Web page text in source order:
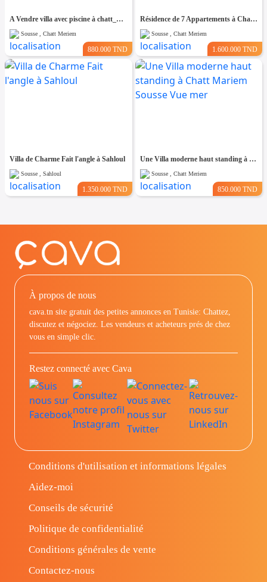
A Vendre villa avec piscine à chatt_mariem pré résidence Costa
Sousse , Chatt Meriem
880.000 TND
Résidence de 7 Appartements à Chatt Mariem prés de la Mer
Sousse , Chatt Meriem
1.600.000 TND
Villa de Charme Fait l'angle à Sahloul
Sousse , Sahloul
1.350.000 TND
Une Villa moderne haut standing à Chatt Mariem Sousse Vue mer
Sousse , Chatt Meriem
850.000 TND
À propos de nous
cava.tn site gratuit des petites annonces en Tunisie: Chattez,
discutez et négociez. Les vendeurs et acheteurs prés de chez
vous en simple clic.
Restez connecté avec Cava
Conditions d'utilisation et informations légales
Aidez-moi
Conseils de sécurité
Politique de confidentialité
Conditions générales de vente
Contactez-nous